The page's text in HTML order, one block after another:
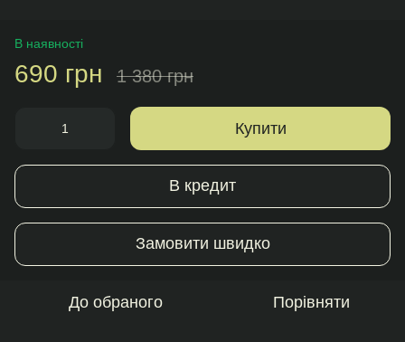
В наявності
690 грн 1 380 грн
Купити
В кредит
Замовити швидко
До обраного Порівняти